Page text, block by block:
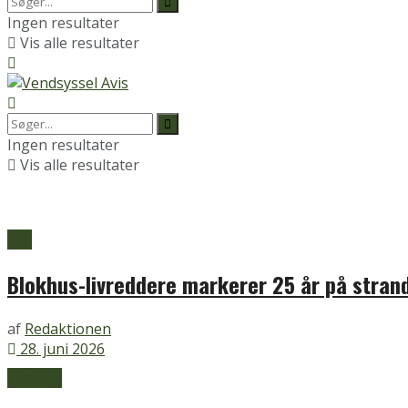
Ingen resultater
Vis alle resultater
Ingen resultater
Vis alle resultater
Blokhus-livreddere markerer 25 år på
af Redaktionen
28. juni 2026